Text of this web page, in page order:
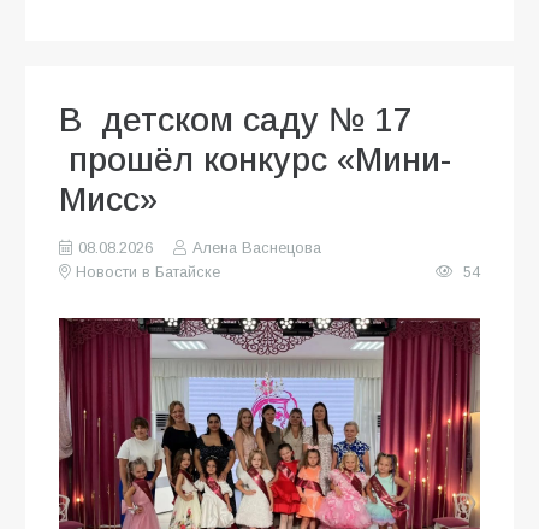
В детском саду № 17
прошёл конкурс «Мини-
Мисс»
08.08.2026
Алена Васнецова
Новости в Батайске
54